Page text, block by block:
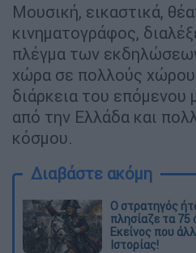
Μουσική, εικαστικά,
κινηματογράφος,
πλέγμα των
χώρα σε πολλούς
διάρκεια του επόμενου
από την Ελλάδα και
κόσμου.
Διαβάστε ακόμη
O στρατηγός
πλησίαζε τα 75
Εκείνος που
Ιστορίας!